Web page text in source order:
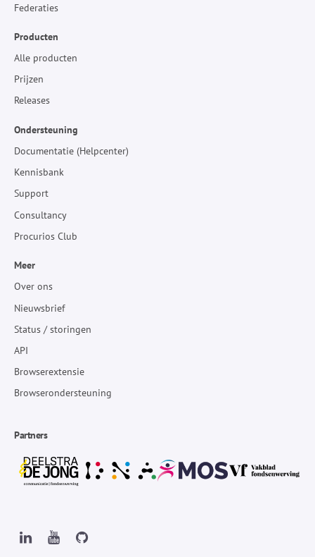
Federaties
Producten
Alle producten
Prijzen
Releases
Ondersteuning
Documentatie (Helpcenter)
Kennisbank
Support
Consultancy
Procurios Club
Meer
Over ons
Nieuwsbrief
Status / storingen
API
Browserextensie
Browserondersteuning
Partners